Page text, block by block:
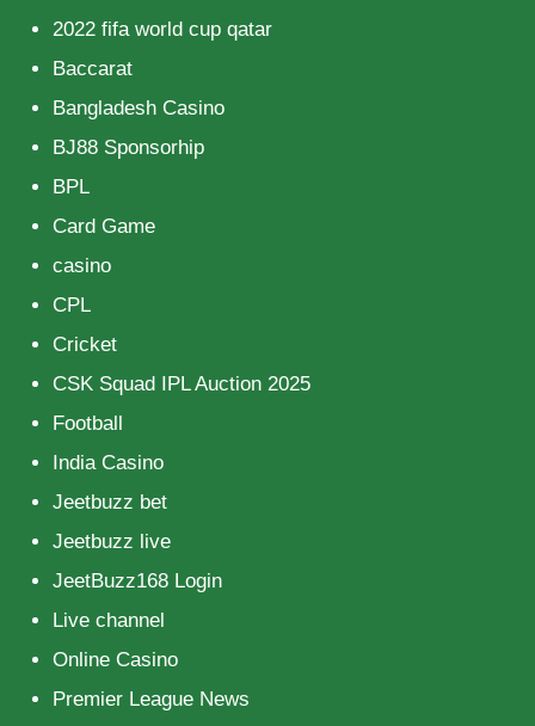
2022 fifa world cup qatar
Baccarat
Bangladesh Casino
BJ88 Sponsorhip
BPL
Card Game
casino
CPL
Cricket
CSK Squad IPL Auction 2025
Football
India Casino
Jeetbuzz bet
Jeetbuzz live
JeetBuzz168 Login
Live channel
Online Casino
Premier League News